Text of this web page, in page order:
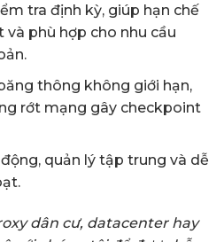
tra định kỳ, giúp hạn chế
phù hợp cho nhu cầu
thông không giới hạn,
rớt mạng gây checkpoint
quản lý tập trung và dễ
dân cư, datacenter hay